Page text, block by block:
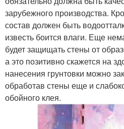
зарубежного производства.
состав должен быть
известь боится влаги. Еще
будет защищать стены от
а это позитивно скажется на
нанесения грунтовки можно
обработав стены еще и
обойного клея.